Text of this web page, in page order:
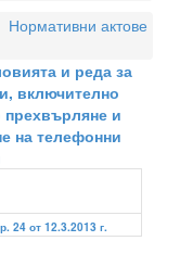
Нормативни актове
и реда за
включително
прехвърляне и
на телефонни
24 от 12.3.2013 г.